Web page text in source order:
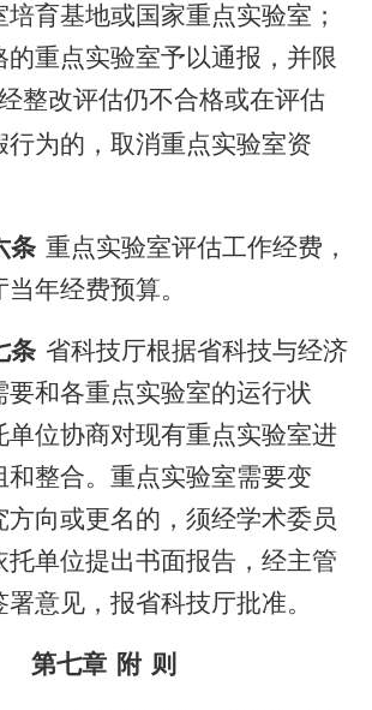
育基地或国家重点实验室；
的重点实验室予以通报，并限
整改评估仍不合格或在评估
行为的，取消重点实验室资
条 重点实验室评估工作经费，
年经费预算。
条 省科技厅根据省科技与经济
要和各重点实验室的运行状
单位协商对现有重点实验室进
和整合。重点实验室需要变
方向或更名的，须经学术委员
托单位提出书面报告，经主管
意见，报省科技厅批准。
第七章 附 则